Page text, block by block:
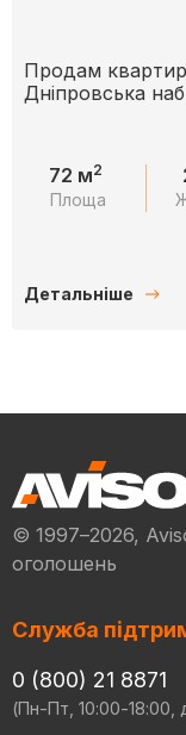
Продам
Дніпровська
72 м2
Площа
Детальніше
© 1997–2026,
оголошень
Служба
0 (800) 21 8871
(Пн-Пт, 10:00-18:00,